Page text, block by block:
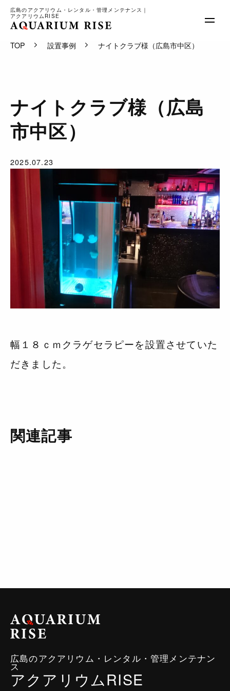
広島のアクアリウム・レンタル・管理メンテナンス｜
アクアリウムRISE
会社概要
ブログ
お問合せ
TOP 設置事例 ナイトクラブ様（広島市中区）
ナイトクラブ様（広島
市中区）
2025.07.23
幅１８ｃｍクラゲセラピーを設置させていた
だきました。
関連記事
広島のアクアリウム・レンタル・管理メンテナン
ス
アクアリウムRISE